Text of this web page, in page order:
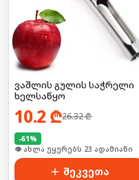
ვაშლის გულის საჭრელი
ხელსაწყო
10.2 ₾26.32₾
-61%
🛒 ბოლო 24სთ-ში იყიდა 31-მა
შეკვეთა